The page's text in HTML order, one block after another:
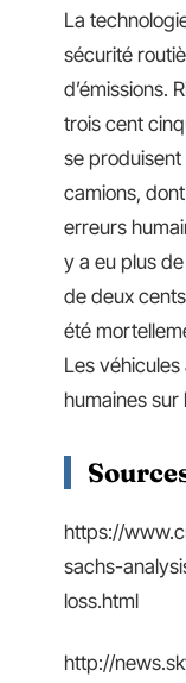
La
sécurité
d’émissions.
trois cent
se
camions,
erreurs
y a eu plus
de deux
été
Les
humaines sur
https://
sachs-
loss.html
http://